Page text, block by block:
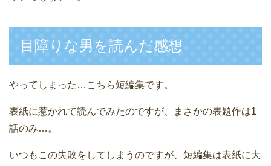
目障りな男を読んだ感想
やってしまった…こちら短編集です。
表紙に惹かれて読んでみたのですが、まさかの表題作は1
話のみ…。
いつもこの失敗をしてしまうのですが、短編集は表紙に大